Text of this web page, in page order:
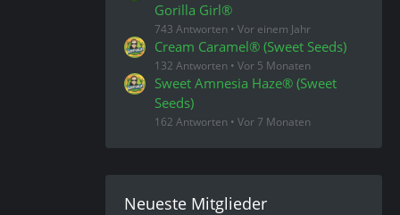
Gorilla Girl®
743 Antworten Vor einem Jahr
Cream Caramel® (Sweet Seeds)
132 Antworten Vor 5 Monaten
Sweet Amnesia Haze® (Sweet
Seeds)
162 Antworten Vor 7 Monaten
Neueste Mitglieder